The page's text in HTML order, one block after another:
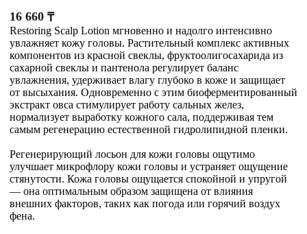
16 660 ₸
Restoring Scalp Lotion мгновенно и надолго интенсивно
увлажняет кожу головы. Растительный комплекс активных
компонентов из красной свеклы, фруктоолигосахарида из
сахарной свеклы и пантенола регулирует баланс
увлажнения, удерживает влагу глубоко в коже и защищает
от высыхания. Одновременно с этим биоферментированный
экстракт овса стимулирует работу сальных желез,
нормализует выработку кожного сала, поддерживая тем
самым регенерацию естественной гидролипидной пленки.
Регенерирующий лосьон для кожи головы ощутимо
улучшает микрофлору кожи головы и устраняет ощущение
стянутости. Кожа головы ощущается спокойной и упругой
— она оптимальным образом защищена от влияния
внешних факторов, таких как погода или горячий воздух
фена.